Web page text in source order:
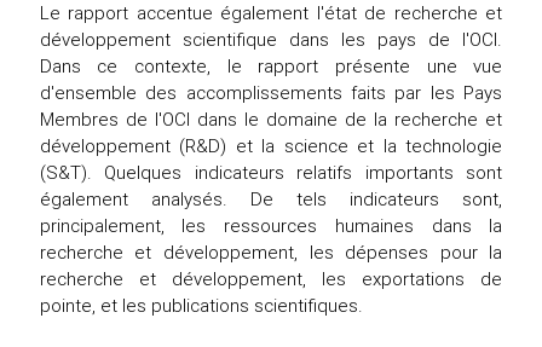
Le rapport accentue également l'état de recherche et
développement scientifique dans les pays de l'OCI.
Dans ce contexte, le rapport présente une vue
d'ensemble des accomplissements faits par les Pays
Membres de l'OCI dans le domaine de la recherche et
développement (R&D) et la science et la technologie
(S&T). Quelques indicateurs relatifs importants sont
également analysés. De tels indicateurs sont,
principalement, les ressources humaines dans la
recherche et développement, les dépenses pour la
recherche et développement, les exportations de
pointe, et les publications scientifiques.